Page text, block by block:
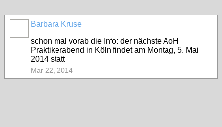
Barbara Kruse
schon mal vorab die Info: der nächste AoH
Praktikerabend in Köln findet am Montag, 5. Mai
2014 statt
Mar 22, 2014